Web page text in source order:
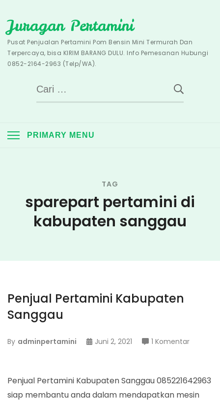
to
content
Juragan Pertamini
Pusat Penjualan Pertamini Pom Bensin Mini Termurah Dan
Terpercaya, bisa KIRIM BARANG DULU. Info Pemesanan Hubungi
0852-2164-2963 (Telp/WA).
Cari
untuk:
PRIMARY MENU
TAG
sparepart pertamini di
kabupaten sanggau
Penjual Pertamini Kabupaten
Sanggau
By adminpertamini Juni 2, 2021 1 Komentarpada
Sanggau
Penjual Pertamini Kabupaten Sanggau 085221642963
siap membantu anda dalam mendapatkan mesin